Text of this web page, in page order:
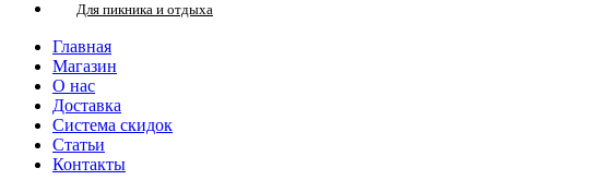
Для пикника и отдыха
Главная
Магазин
О нас
Доставка
Система скидок
Статьи
Контакты